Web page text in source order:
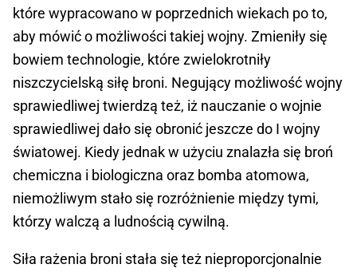
które wypracowano w poprzednich wiekach po to,
aby mówić o możliwości takiej wojny. Zmieniły się
bowiem technologie, które zwielokrotniły
niszczycielską siłę broni. Negujący możliwość wojny
sprawiedliwej twierdzą też, iż nauczanie o wojnie
sprawiedliwej dało się obronić jeszcze do I wojny
światowej. Kiedy jednak w użyciu znalazła się broń
chemiczna i biologiczna oraz bomba atomowa,
niemożliwym stało się rozróżnienie między tymi,
którzy walczą a ludnością cywilną.
Siła rażenia broni stała się też nieproporcjonalnie